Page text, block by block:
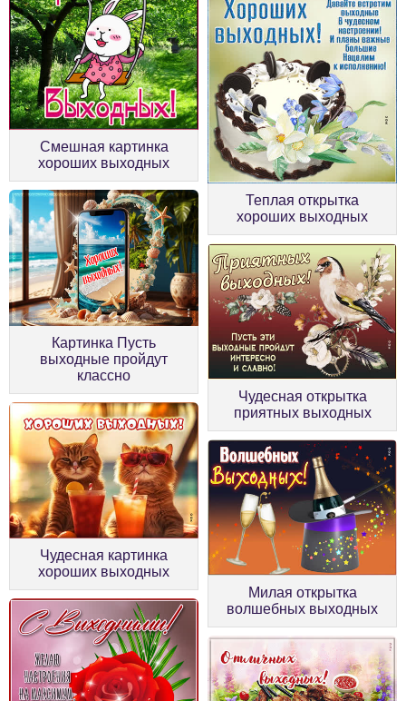
Смешная картинка
хороших выходных
Теплая открытка
хороших выходных
Картинка Пусть
выходные пройдут
классно
Чудесная открытка
приятных выходных
Чудесная картинка
хороших выходных
Милая открытка
волшебных выходных